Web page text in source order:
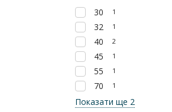
30 1
32 1
40 2
45 1
55 1
70 1
Показати ще 2